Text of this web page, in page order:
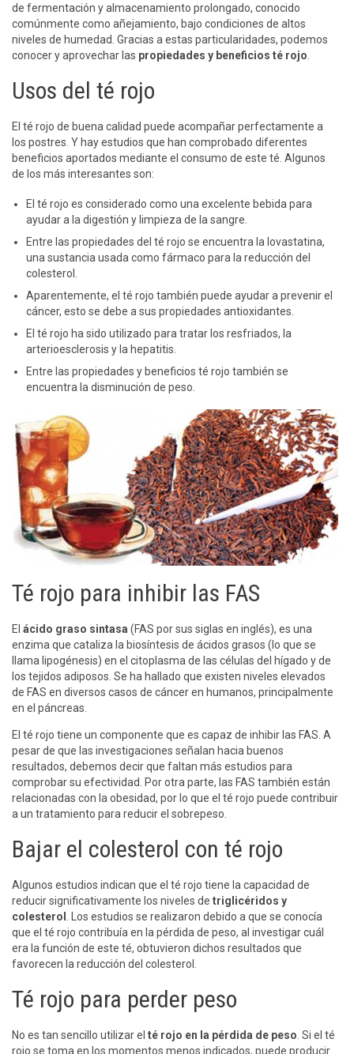
de fermentación y almacenamiento prolongado, conocido
comúnmente como añejamiento, bajo condiciones de altos
niveles de humedad. Gracias a estas particularidades, podemos
conocer y aprovechar las propiedades y beneficios té rojo
Usos del té rojo
El té rojo de buena calidad puede acompañar perfectamente a
los postres. Y hay estudios que han comprobado diferentes
beneficios aportados mediante el consumo de este té. Algunos
de los más interesantes son:
El té rojo es considerado como una excelente bebida para
ayudar a la digestión y limpieza de la sangre.
Entre las propiedades del té rojo se encuentra la lovastatina,
una sustancia usada como fármaco para la reducción del
colesterol.
Aparentemente, el té rojo también puede ayudar a prevenir el
cáncer, esto se debe a sus propiedades antioxidantes.
El té rojo ha sido utilizado para tratar los resfriados, la
arterioesclerosis y la hepatitis.
Entre las propiedades y beneficios té rojo también se
encuentra la disminución de peso.
Té rojo para inhibir las FAS
El ácido graso sintasa (FAS por sus siglas en inglés), es una
enzima que cataliza la biosíntesis de ácidos grasos (lo que se
llama lipogénesis) en el citoplasma de las células del hígado y de
los tejidos adiposos. Se ha hallado que existen niveles elevados
de FAS en diversos casos de cáncer en humanos, principalmente
en el páncreas.
El té rojo tiene un componente que es capaz de inhibir las FAS. A
pesar de que las investigaciones señalan hacia buenos
resultados, debemos decir que faltan más estudios para
comprobar su efectividad. Por otra parte, las FAS también están
relacionadas con la obesidad, por lo que el té rojo puede contribuir
a un tratamiento para reducir el sobrepeso.
Bajar el colesterol con té rojo
Algunos estudios indican que el té rojo tiene la capacidad de
reducir significativamente los niveles de triglicéridos y
colesterol
. Los estudios se realizaron debido a que se conocía
que el té rojo contribuía en la pérdida de peso, al investigar cuál
era la función de este té, obtuvieron dichos resultados que
favorecen la reducción del colesterol.
Té rojo para perder peso
No es tan sencillo utilizar el té rojo en la pérdida de peso . Si el té
rojo se toma en los momentos menos indicados, puede producir